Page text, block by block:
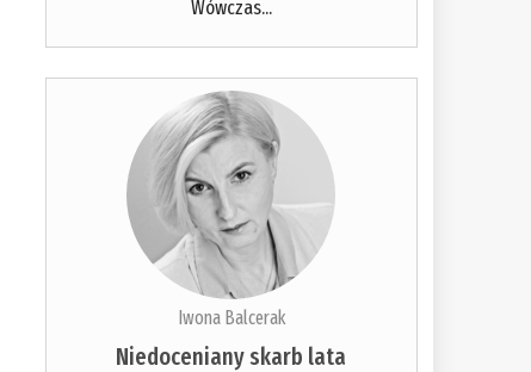
Wówczas...
Iwona Balcerak
Niedoceniany skarb lata